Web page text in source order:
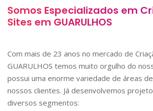
Somos Especializados em
Sites em GUARULHOS
Com mais de 23 anos no mercado de
GUARULHOS temos muito orgulho do
possui uma enorme variedade de áreas
nossos clientes. Já desenvolvemos
diversos segmentos: